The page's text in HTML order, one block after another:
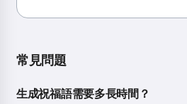
常見問題
生成祝福語需要多長時間？